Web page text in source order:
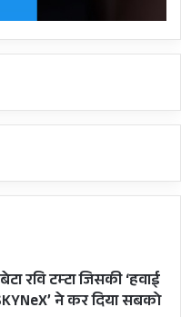
रवि टम्टा जिसकी ‘हवाई
ने कर दिया सबको